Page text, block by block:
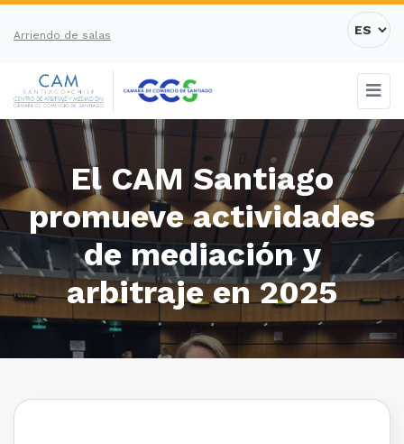
Arriendo de salas
El CAM Santiago
promueve actividades
de mediación y
arbitraje en 2025